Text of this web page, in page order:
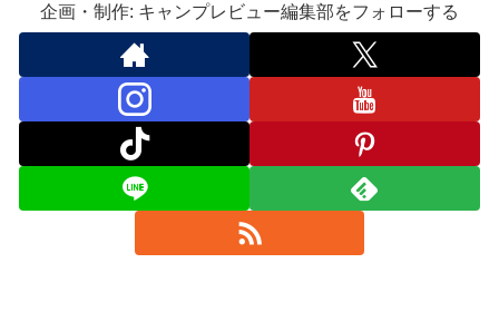
企画・制作: キャンプレビュー編集部をフォローする